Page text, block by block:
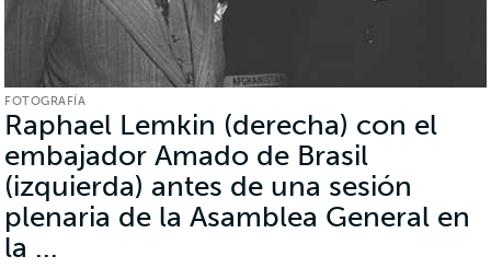
FOTOGRAFÍA
Raphael Lemkin (derecha) con el
embajador Amado de Brasil
(izquierda) antes de una sesión
plenaria de la Asamblea General en
la ...